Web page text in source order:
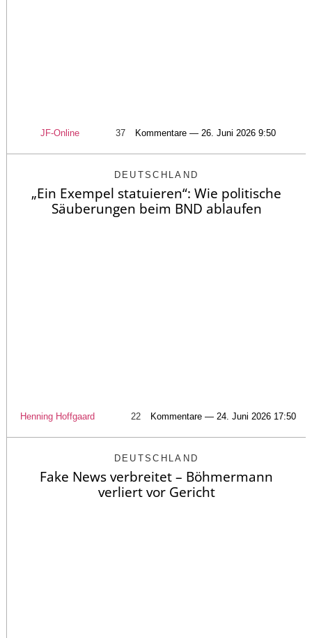
JF-Online 37 Kommentare — 26. Juni 2026 9:50
DEUTSCHLAND
„Ein Exempel statuieren“: Wie politische
Säuberungen beim BND ablaufen
Henning Hoffgaard 22 Kommentare — 24. Juni 2026 17:50
DEUTSCHLAND
Fake News verbreitet – Böhmermann
verliert vor Gericht